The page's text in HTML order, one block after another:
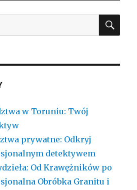
w Toruniu: Twój
prywatne: Odkryj
detektywem
Od Krawężników po
Obróbka Granitu i